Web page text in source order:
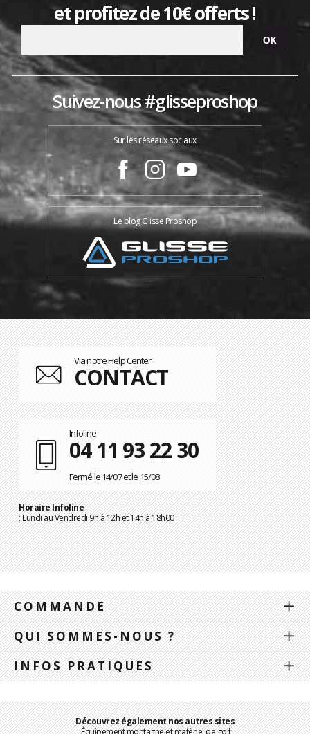
et profitez de 10€ offerts !
Suivez-nous #glisseproshop
Sur les réseaux sociaux
Le blog Glisse Proshop
Via notre Help Center
CONTACT
Infoline
04 11 93 22 30
Fermé le 14/07 et le 15/08
Horaire Infoline
: Lundi au Vendredi 9h à 12h et 14h à 18h00
COMMANDE
QUI SOMMES-NOUS ?
INFOS PRATIQUES
Découvrez également nos autres sites